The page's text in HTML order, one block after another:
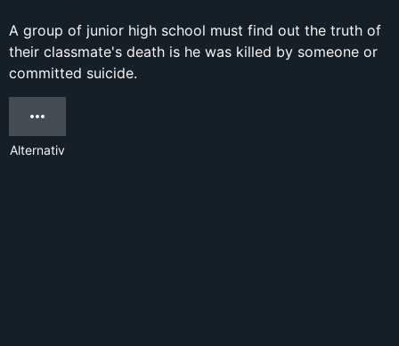
A group of junior high school must find out the truth of
their classmate's death is he was killed by someone or
committed suicide.
Alternativ